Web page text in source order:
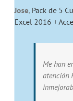
Jose, Pack de 5
Excel 2016 +
Me han
atención